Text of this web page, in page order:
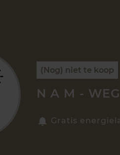
(Nog) niet te koop
N A M -
Gratis